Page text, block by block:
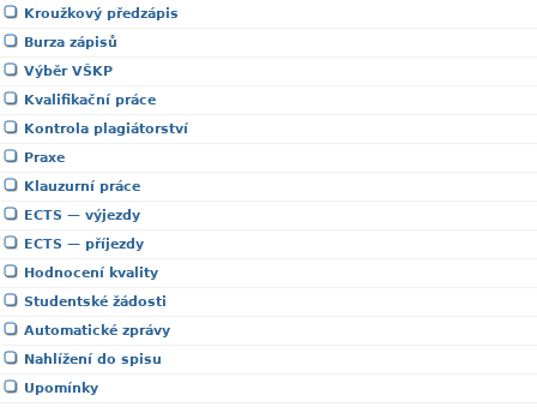
Kroužkový předzápis
Burza zápisů
Výběr VŠKP
Kvalifikační práce
Kontrola plagiátorství
Praxe
Klauzurní práce
ECTS — výjezdy
ECTS — příjezdy
Hodnocení kvality
Studentské žádosti
Automatické zprávy
Nahlížení do spisu
Upomínky